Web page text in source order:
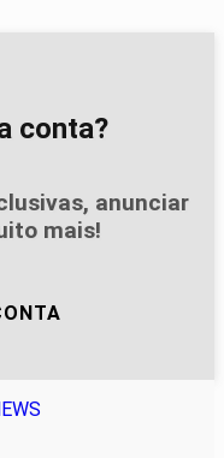
conta?
anunciar
mais!